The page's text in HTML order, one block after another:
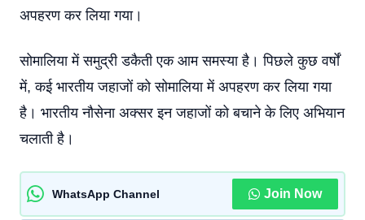
अपहरण कर लिया गया।
सोमालिया में समुद्री डकैती एक आम समस्या है। पिछले कुछ वर्षों
में, कई भारतीय जहाजों को सोमालिया में अपहरण कर लिया गया
है। भारतीय नौसेना अक्सर इन जहाजों को बचाने के लिए अभियान
चलाती है।
WhatsApp Channel Join Now